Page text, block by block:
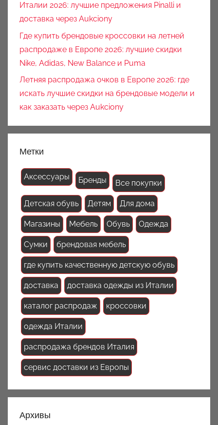
Италии 2026: лучшие предложения Pinalli и
доставка через Aukciony
Где купить брендовые кроссовки на летней
распродаже в Европе 2026: лучшие скидки
Nike, Adidas, New Balance и Puma
Летняя распродажа очков в Европе 2026: где
искать лучшие скидки на брендовые модели и
как заказать через Aukciony
Метки
Аксессуары Бренды Все покупки
Детская обувь Детям Для дома
Магазины Мебель Обувь Одежда
Сумки брендовая мебель
где купить качественную детскую обувь
доставка доставка одежды из Италии
каталог распродаж кроссовки
одежда Италии
распродажа брендов Италия
сервис доставки из Европы
Архивы